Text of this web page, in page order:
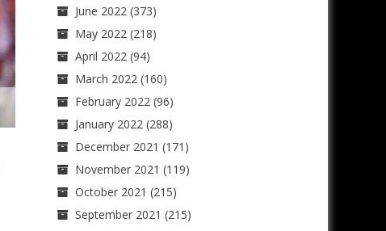
June 2022(373)
May 2022(218)
April 2022(94)
March 2022(160)
February 2022(96)
January 2022(288)
December 2021 (171)
November 2021 (119)
October 2021 (215)
September 2021 (215)